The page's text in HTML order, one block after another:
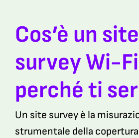
Cos’è un site
survey Wi-
perché ti
Un site survey è la
strumentale della